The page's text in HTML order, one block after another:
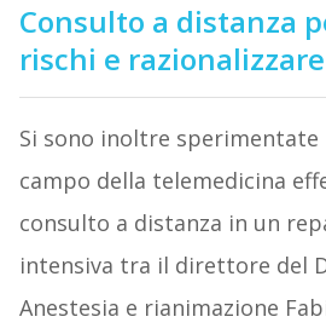
Consulto a distanza
rischi e
Si sono inoltre
campo della telemedicina
consulto a distanza in un
intensiva tra il direttore del
Anestesia e rianimazione